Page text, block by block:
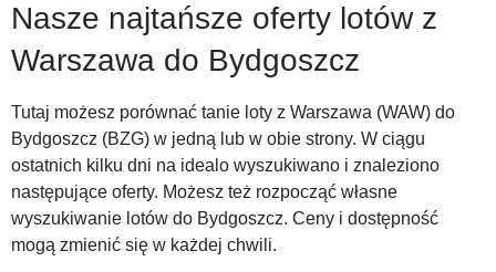
Nasze najtańsze oferty lotów z
Warszawa do Bydgoszcz
Tutaj możesz porównać tanie loty z Warszawa (WAW) do
Bydgoszcz (BZG) w jedną lub w obie strony. W ciągu
ostatnich kilku dni na idealo wyszukiwano i znaleziono
następujące oferty. Możesz też rozpocząć własne
wyszukiwanie lotów do Bydgoszcz. Ceny i dostępność
mogą zmienić się w każdej chwili.